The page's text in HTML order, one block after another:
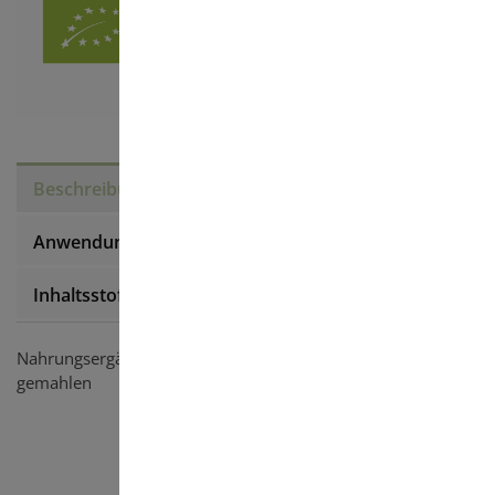
Beschreibung
Anwendung
Inhaltsstoffe
Nahrungsergänzungsmittel aus 100 % Bio Zistrose
gemahlen